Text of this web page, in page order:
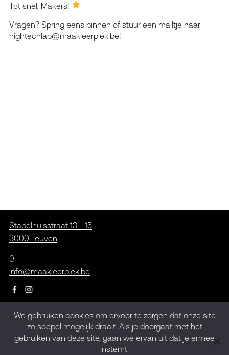
Tot snel, Makers!
Vragen? Spring eens binnen of stuur een mailtje naar
hightechlab@maakleerplek.be!
Stapelhuisstraat 13 - 15
3000 Leuven
0
info@maakleerplek.be
Inschrijven op de
nieuwsbrief
We gebruiken cookies om ervoor te zorgen dat onze site
zo soepel mogelijk draait. Als je doorgaat met het
gebruiken van deze site, gaan we ervan uit dat je ermee
instemt.